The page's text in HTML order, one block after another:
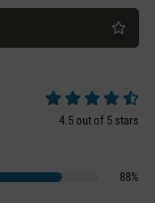
Average rating of
4.5 out of 5 stars
88%